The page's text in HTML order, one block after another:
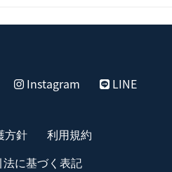
Instagram LINE
方針
利用規約
に基づく表記